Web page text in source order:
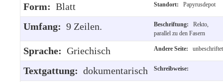
Form: Blatt Standort: Papyrusdepot
Umfang: 9 Zeilen. Beschriftung:
Rekto,
parallel zu den Fasern
Sprache: Griechisch Andere Seite: unbeschriftet
Textgattung: dokumentarisch Schreibweise: